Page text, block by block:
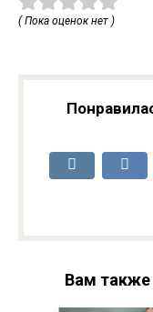
( Пока оценок нет )
Вам